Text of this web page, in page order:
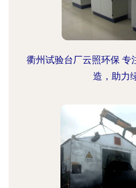
衢州试验台厂云照环保 专
造，助力